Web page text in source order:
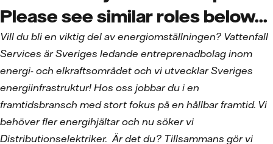
Please see similar roles below...
Vill du bli en viktig del av energiomställningen? Vattenfall
Services är Sveriges ledande entreprenadbolag inom
energi- och elkraftsområdet och vi utvecklar Sveriges
energiinfrastruktur! Hos oss jobbar du i en
framtidsbransch med stort fokus på en hållbar framtid. Vi
behöver fler energihjältar och nu söker vi
Distributionselektriker. Är det du? Tillsammans gör vi